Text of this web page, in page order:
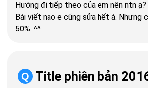
Hướng đi tiếp theo của em nên ntn ạ?
Bài viết nào e cũng sửa hết à. Nhưng
50%. ^^
Q
Title phiên bản